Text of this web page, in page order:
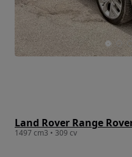
Land Rover Range
1497 cm3 • 309 cv